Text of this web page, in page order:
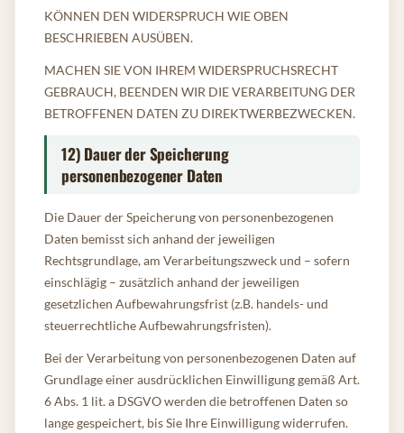
KÖNNEN DEN WIDERSPRUCH WIE OBEN
BESCHRIEBEN AUSÜBEN.
MACHEN SIE VON IHREM WIDERSPRUCHSRECHT
GEBRAUCH, BEENDEN WIR DIE VERARBEITUNG DER
BETROFFENEN DATEN ZU DIREKTWERBEZWECKEN.
12) Dauer der Speicherung
personenbezogener Daten
Die Dauer der Speicherung von personenbezogenen
Daten bemisst sich anhand der jeweiligen
Rechtsgrundlage, am Verarbeitungszweck und – sofern
einschlägig – zusätzlich anhand der jeweiligen
gesetzlichen Aufbewahrungsfrist (z.B. handels- und
steuerrechtliche Aufbewahrungsfristen).
Bei der Verarbeitung von personenbezogenen Daten auf
Grundlage einer ausdrücklichen Einwilligung gemäß Art.
6 Abs. 1 lit. a DSGVO werden die betroffenen Daten so
lange gespeichert, bis Sie Ihre Einwilligung widerrufen.